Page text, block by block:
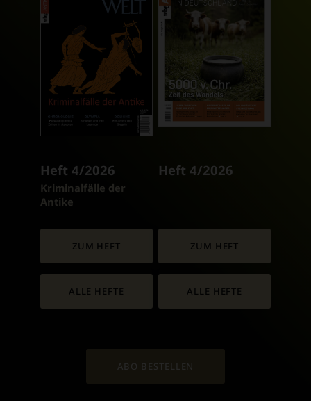
Heft 4/2026
:
Kriminalfälle der
Antike
ZUM HEFT
ALLE HEFTE
Heft 4/2026
ZUM HEFT
ALLE HEFTE
ABO BESTELLEN